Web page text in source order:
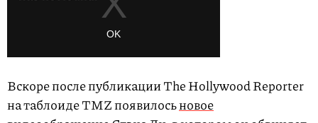
Вскоре после публикации The Hollywood Reporter
на таблоиде TMZ появилосьновое